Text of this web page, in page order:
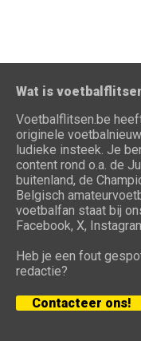
Wat is
Voetbalflitsen.be
originele
ludieke insteek. Je
content rond o.a. de
buitenland, de
Belgisch
voetbalfan staat bij
Facebook, X,
Heb je een fout
redactie?
Contacteer ons!